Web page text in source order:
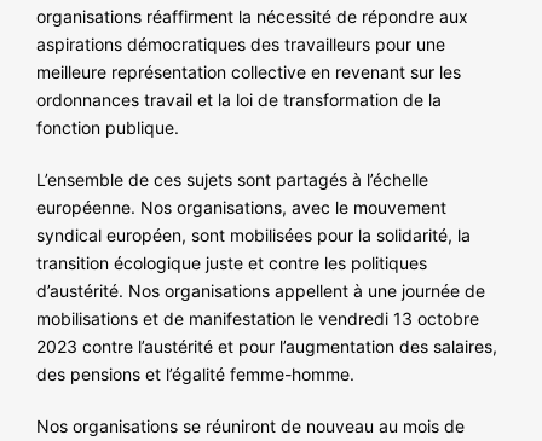
organisations réaffirment la nécessité de répondre aux
aspirations démocratiques des travailleurs pour une
meilleure représentation collective en revenant sur les
ordonnances travail et la loi de transformation de la
fonction publique.
L’ensemble de ces sujets sont partagés à l’échelle
européenne. Nos organisations, avec le mouvement
syndical européen, sont mobilisées pour la solidarité, la
transition écologique juste et contre les politiques
d’austérité. Nos organisations appellent à une journée de
mobilisations et de manifestation le vendredi 13 octobre
2023 contre l’austérité et pour l’augmentation des salaires,
des pensions et l’égalité femme-homme.
Nos organisations se réuniront de nouveau au mois de